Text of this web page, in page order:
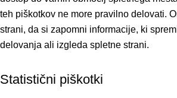
teh piškotkov ne more pravilno delovati.
strani, da si zapomni informacije, ki
delovanja ali izgleda spletne strani.
Statistični piškotki